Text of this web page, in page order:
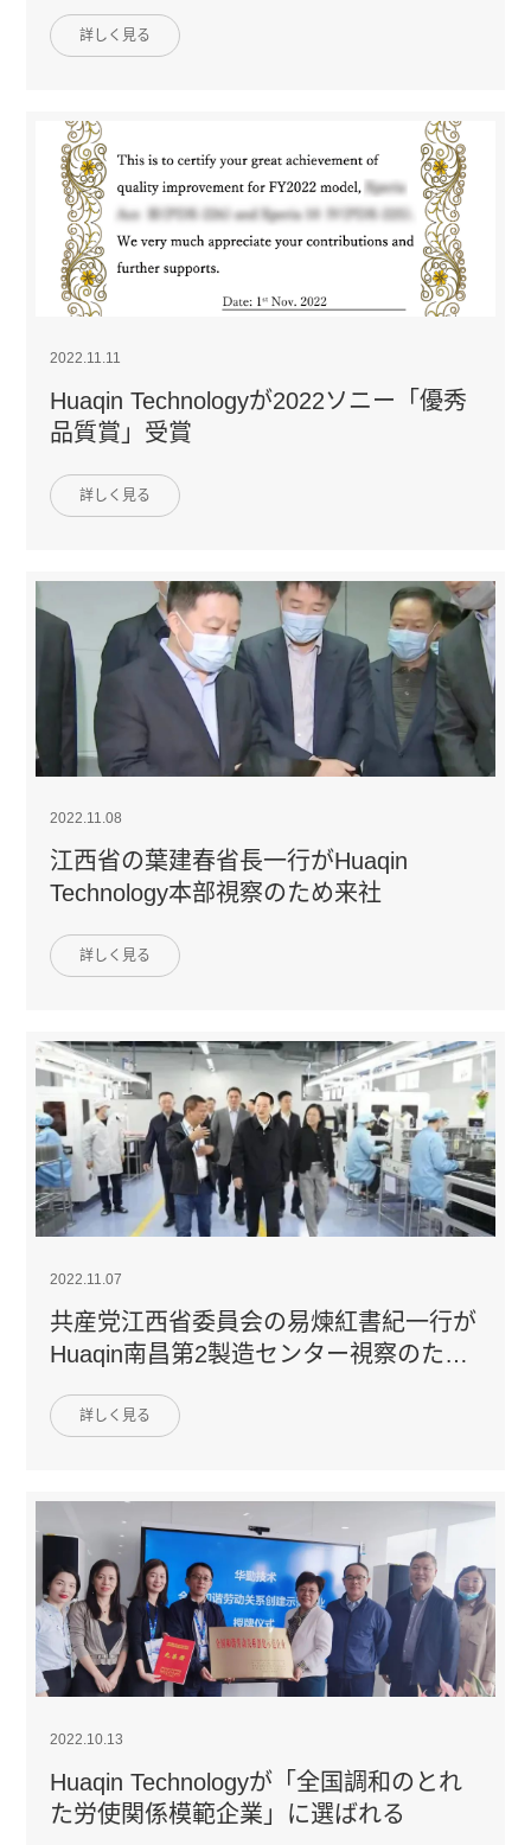
詳しく見る
2022.11.11
Huaqin Technologyが2022ソニー「優秀
品質賞」受賞
詳しく見る
2022.11.08
江西省の葉建春省長一行がHuaqin
Technology本部視察のため来社
詳しく見る
2022.11.07
共産党江西省委員会の易煉紅書紀一行が
Huaqin南昌第2製造センター視察のため
詳しく見る
2022.10.13
Huaqin Technologyが「全国調和のとれ
た労使関係模範企業」に選ばれる